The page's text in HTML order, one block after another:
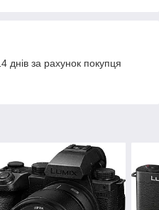
днів за рахунок покупця